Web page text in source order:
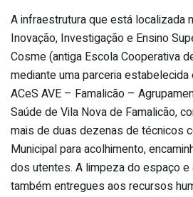
A infraestrutura que está localizada
Inovação, Investigação e Ensino
Cosme (antiga Escola Cooperativa
mediante uma parceria
ACeS AVE – Famalicão –
Saúde de Vila Nova de Famalicão,
mais de duas dezenas de técnicos
Municipal para acolhimento,
dos utentes. A limpeza do espaço
também entregues aos recursos